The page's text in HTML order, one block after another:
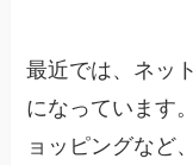
最近では、ネッ
になっています
ョッピングなど